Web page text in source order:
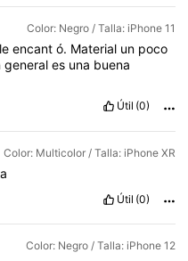
Color: Negro / Talla: iPhone 11
le encant ó. Material un poco
generales una buena
Útil (0)
Color: Multicolor / Talla: iPhone XR
Útil (0)
Color: Negro / Talla: iPhone 12